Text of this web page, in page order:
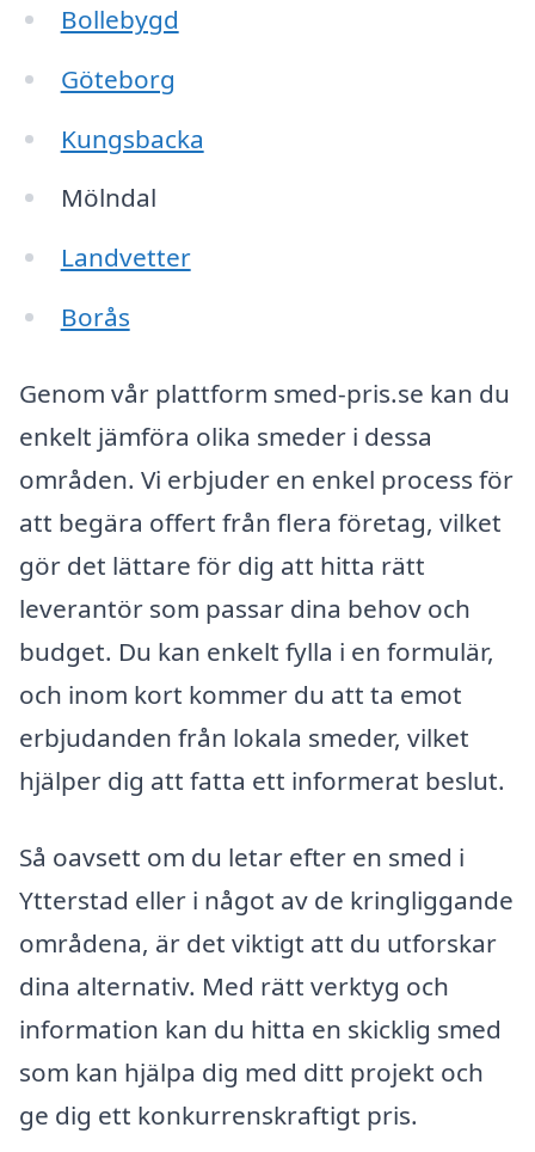
Bollebygd
Göteborg
Kungsbacka
Mölndal
Landvetter
Borås
Genom vår plattform smed-pris.se kan du
enkelt jämföra olika smeder i dessa
områden. Vi erbjuder en enkel process för
att begära offert från flera företag, vilket
gör det lättare för dig att hitta rätt
leverantör som passar dina behov och
budget. Du kan enkelt fylla i en formulär,
och inom kort kommer du att ta emot
erbjudanden från lokala smeder, vilket
hjälper dig att fatta ett informerat beslut.
Så oavsett om du letar efter en smed i
Ytterstad eller i något av de kringliggande
områdena, är det viktigt att du utforskar
dina alternativ. Med rätt verktyg och
information kan du hitta en skicklig smed
som kan hjälpa dig med ditt projekt och
ge dig ett konkurrenskraftigt pris.